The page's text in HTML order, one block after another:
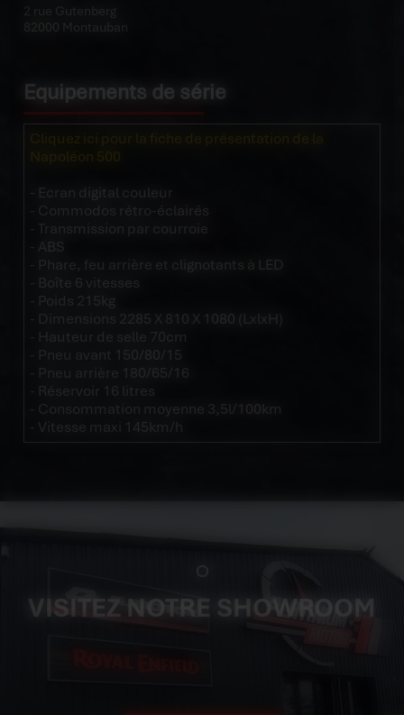
2 rue Gutenberg
82000 Montauban
Equipements de série
Napoléon 500
- Ecran digital couleur
- Commodos rétro-éclairés
- Transmission par courroie
- ABS
- Phare, feu arrière et clignotants à LED
- Boîte 6 vitesses
- Dimensions 2285 X 810 X 1080 (LxlxH)
- Hauteur de selle 70cm
- Pneu arrière 180/65/16
- Consommation moyenne 3,5l/100km
- Vitesse maxi 145km/h
VISITEZ NOTRE SHOWROOM